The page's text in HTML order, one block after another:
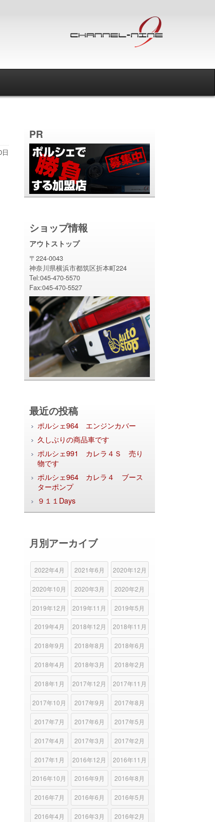
PR
ショップ情報
アウトストップ
〒224-0043
神奈川県横浜市都筑区折本町224
Tel:045-470-5570
Fax:045-470-5527
最近の投稿
ポルシェ964 エンジンカバー
久しぶりの商品車です
ポルシェ991 カレラ４Ｓ 売り
物です
ポルシェ964 カレラ４ ブース
ターポンプ
９１１Days
月別アーカイブ
2022年4月 2021年6月 2020年12月
2020年10月 2020年3月 2020年2月
2019年12月 2019年11月 2019年5月
2019年4月 2018年12月 2018年11月
2018年9月 2018年8月 2018年6月
2018年4月 2018年3月 2018年2月
2018年1月 2017年12月 2017年11月
2017年10月 2017年9月 2017年8月
2017年7月 2017年6月 2017年5月
2017年4月 2017年3月 2017年2月
2017年1月 2016年12月 2016年11月
2016年10月 2016年9月 2016年8月
2016年7月 2016年6月 2016年5月
2016年4月 2016年3月 2016年2月